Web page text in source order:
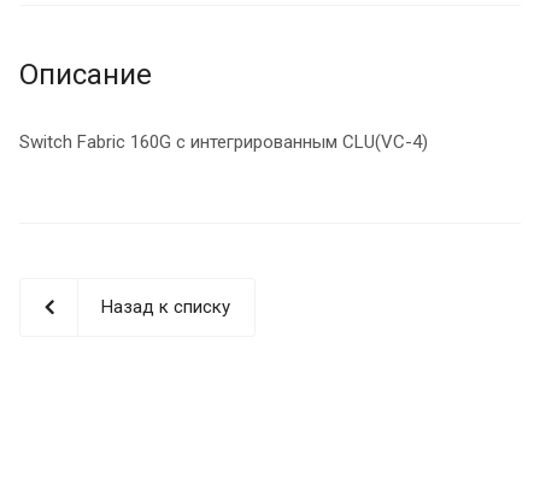
Описание
Switch Fabric 160G с интегрированным CLU(VC-4)
Назад к списку